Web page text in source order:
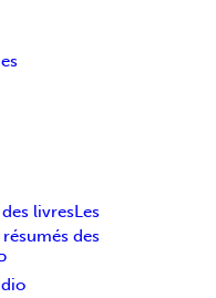
livresLes
des